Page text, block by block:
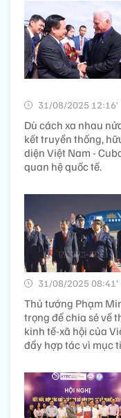
31/08/2025 12:16’
Dù cách xa nhau
kết truyền thống,
diện Việt Nam -
quan hệ quốc tế.
31/08/2025 08:41’
Thủ tướng Phạm
trọng để chia sẻ về
kinh tế-xã hội của
đẩy hợp tác vì mục